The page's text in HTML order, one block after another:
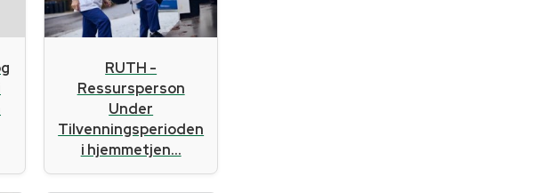
RUTH -
Ressursperson
Under
Tilvenningsperioden
i hjemmetjen...